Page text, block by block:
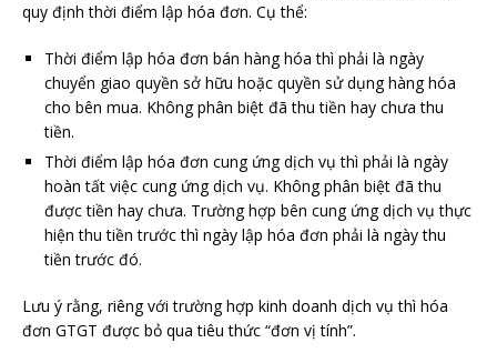
quy định thời điểm lập hóa đơn. Cụ thể:
Thời điểm lập hóa đơn bán hàng hóa thì phải là ngày
chuyển giao quyền sở hữu hoặc quyền sử dụng hàng hóa
cho bên mua. Không phân biệt đã thu tiền hay chưa thu
tiền.
Thời điểm lập hóa đơn cung ứng dịch vụ thì phải là ngày
hoàn tất việc cung ứng dịch vụ. Không phân biệt đã thu
được tiền hay chưa. Trường hợp bên cung ứng dịch vụ thực
hiện thu tiền trước thì ngày lập hóa đơn phải là ngày thu
tiền trước đó.
Lưu ý rằng, riêng với trường hợp kinh doanh dịch vụ thì hóa
đơn GTGT được bỏ qua tiêu thức “đơn vị tính”.